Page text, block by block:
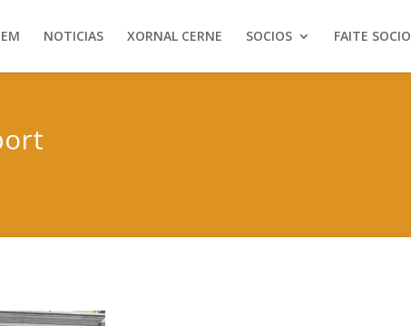
NOTICIAS XORNAL CERNE SOCIOS FAITE SOCIO